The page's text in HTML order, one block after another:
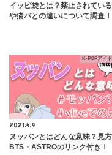
イッピ袋とは？禁止されてい
や痛バとの違いについて調査！
K-POPアイ
2021.4.9
ヌッパンとはどんな意味？見
BTS・ASTROのリンク付き！